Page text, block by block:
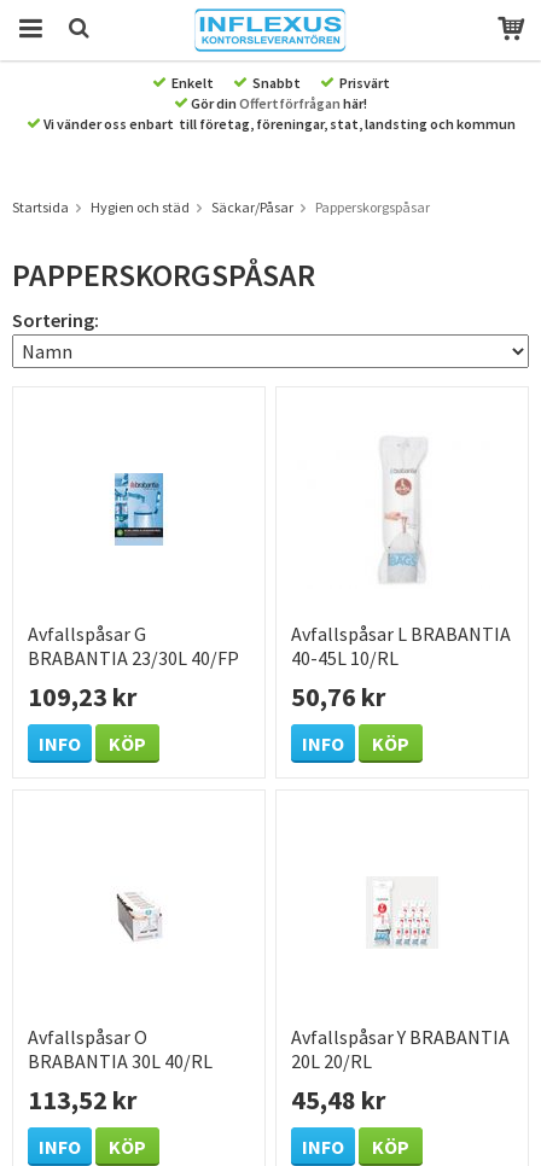
Produkten har blivit tillagd i varukorgen
Enkelt Snabbt
Prisvärt
Gör din Offertförfrågan här!
Vi vänder oss enbart till företag, föreningar, stat, landsting och kommun
Startsida Hygien och städ Säckar/Påsar Papperskorgspåsar
PAPPERSKORGSPÅSAR
Sortering:
Avfallspåsar G
BRABANTIA 23/30L 40/FP
109,23 kr
INFO KÖP
Avfallspåsar L BRABANTIA
40-45L 10/RL
50,76 kr
INFO KÖP
Avfallspåsar O
BRABANTIA 30L 40/RL
113,52 kr
INFO KÖP
Avfallspåsar Y BRABANTIA
20L 20/RL
45,48 kr
INFO KÖP